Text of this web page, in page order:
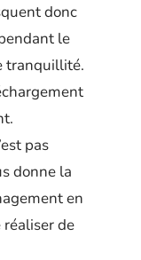
donc
le
tranquillité.
pas
donne la
en
de